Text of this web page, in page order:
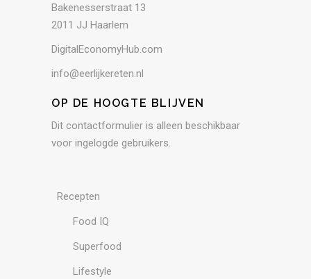
Bakenesserstraat 13
2011 JJ Haarlem
DigitalEconomyHub.com
info@eerlijkereten.nl
OP DE HOOGTE BLIJVEN
Dit contactformulier is alleen beschikbaar
voor ingelogde gebruikers.
Recepten
Food IQ
Superfood
Lifestyle